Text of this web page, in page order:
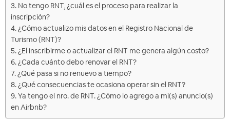
3. No tengo RNT, ¿cuál es el proceso para realizar la
inscripción?
4. ¿Cómo actualizo mis datos en el Registro Nacional de
Turismo (RNT)?
5. ¿El inscribirme o actualizar el RNT me genera algún costo?
6. ¿Cada cuánto debo renovar el RNT?
7. ¿Qué pasa si no renuevo a tiempo?
8. ¿Qué consecuencias te ocasiona operar sin el RNT?
9. Ya tengo el nro. de RNT. ¿Cómo lo agrego a mi(s) anuncio(s)
en Airbnb?